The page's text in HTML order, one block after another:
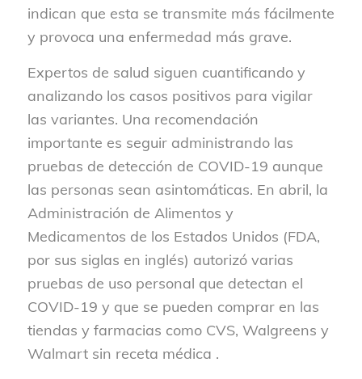
indican que esta se transmite más fácilmente
y provoca una enfermedad más grave.
Expertos de salud siguen cuantificando y
analizando los casos positivos para vigilar
las variantes. Una recomendación
importante es seguir administrando las
pruebas de detección de COVID-19 aunque
las personas sean asintomáticas. En abril, la
Administración de Alimentos y
Medicamentos de los Estados Unidos (FDA,
por sus siglas en inglés) autorizó varias
pruebas de uso personal que detectan el
COVID-19 y que se pueden comprar en las
tiendas y farmacias como CVS, Walgreens y
Walmart sin receta médica .